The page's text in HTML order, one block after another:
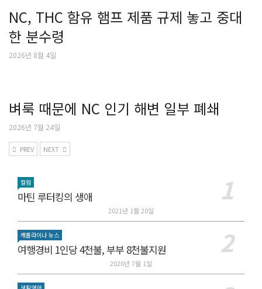
NC, THC 함유 햄프 제품 규제 놓고 중대
한 분수령
2026년 8월 4일
벼룩 때문에 NC 인기 해변 일부 폐쇄
2026년 7월 24일
PREV NEXT
컬럼
마틴 루터킹의 생애
2021년 1월 20일
캐롤라이나 뉴스
여행경비 1인당 4천불, 부부 8천불지원
2020년 7월 1일